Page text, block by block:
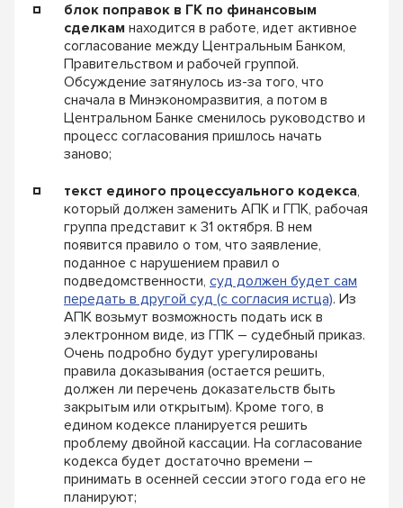
блок поправок в ГК по финансовым
сделкам находится в работе, идет активное
согласование между Центральным Банком,
Правительством и рабочей группой.
Обсуждение затянулось из-за того, что
сначала в Минэкономразвития, а потом в
Центральном Банке сменилось руководство и
процесс согласования пришлось начать
заново;
текст единого процессуального кодекса,
который должен заменить АПК и ГПК, рабочая
группа представит к 31 октября. В нем
появится правило о том, что заявление,
поданное с нарушением правил о
подведомственности, суд должен будет сам
передать в другой суд (с согласия истца). Из
АПК возьмут возможность подать иск в
электронном виде, из ГПК – судебный приказ.
Очень подробно будут урегулированы
правила доказывания (остается решить,
должен ли перечень доказательств быть
закрытым или открытым). Кроме того, в
едином кодексе планируется решить
проблему двойной кассации. На согласование
кодекса будет достаточно времени –
принимать в осенней сессии этого года его не
планируют;